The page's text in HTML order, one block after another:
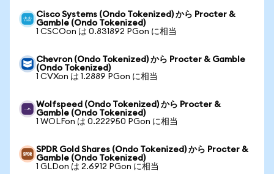
Cisco Systems (Ondo Tokenized) から Procter &
Gamble (Ondo Tokenized)
1 CSCOon は 0.831892 PGon に相当
Chevron (Ondo Tokenized) から Procter & Gamble
(Ondo Tokenized)
1 CVXon は 1.2889 PGon に相当
Wolfspeed (Ondo Tokenized) から Procter &
Gamble (Ondo Tokenized)
1 WOLFon は 0.222950 PGon に相当
SPDR Gold Shares (Ondo Tokenized) から Procter &
Gamble (Ondo Tokenized)
1 GLDon は 2.6912 PGon に相当